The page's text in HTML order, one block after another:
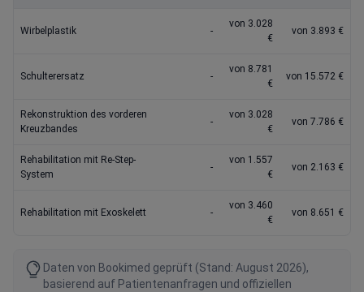
Wirbelplastik -
von 3.028
€
von 3.893 €
Schulterersatz -
von 8.781
€
von 15.572 €
Rekonstruktion des vorderen
Kreuzbandes
-
von 3.028
€
von 7.786 €
Rehabilitation mit Re-Step-
System
-
von 1.557
€
von 2.163 €
Rehabilitation mit Exoskelett -
von 3.460
€
von 8.651 €
Daten von Bookimed geprüft (Stand: August 2026),
basierend auf Patientenanfragen und offiziellen